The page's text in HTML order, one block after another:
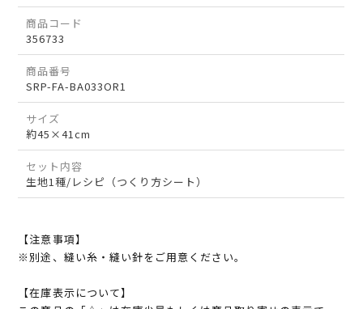
商品コード
356733
商品番号
SRP-FA-BA033OR1
サイズ
約45×41cm
セット内容
生地1種/レシピ（つくり方シート）
【注意事項】
※別途、縫い糸・縫い針をご用意ください。
【在庫表示について】